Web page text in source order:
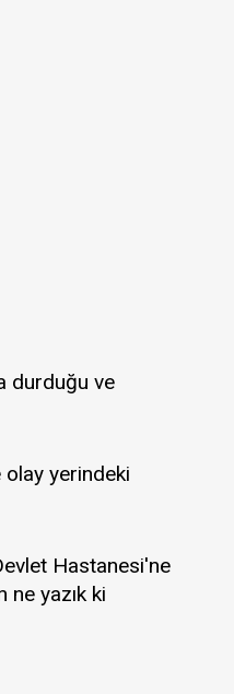
durduğu ve
yerindeki
Hastanesi'ne
ne yazık ki